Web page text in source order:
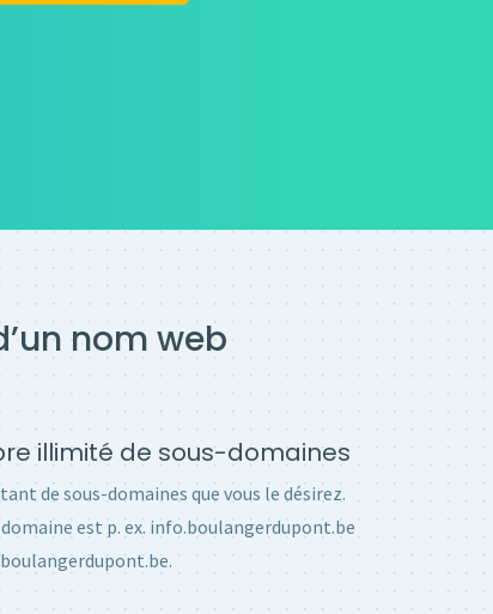
nom web
illimité de sous-domaines
de sous-domaines que vous le désirez.
est p. ex. info.boulangerdupont.be